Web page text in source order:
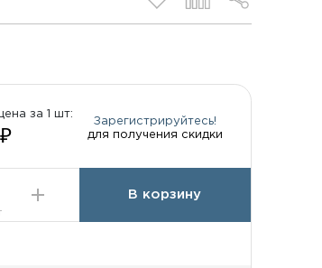
за 1 шт:
Зарегистрируйтесь!
для получения скидки
В корзину